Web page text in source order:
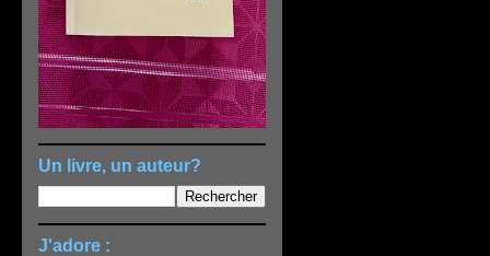
Un livre, un auteur?
J'adore :